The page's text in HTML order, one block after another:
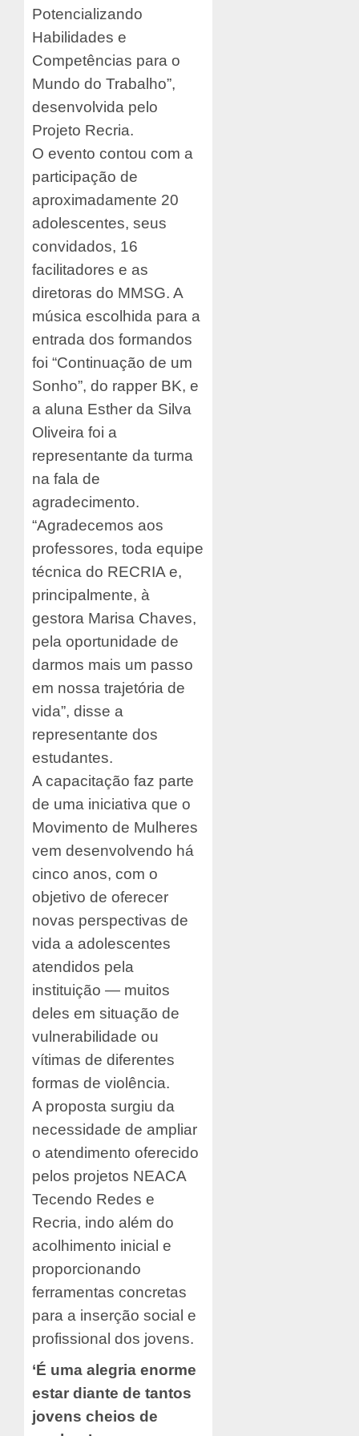
Potencializando
Habilidades e
Competências para o
Mundo do Trabalho”,
desenvolvida pelo
Projeto Recria.
O evento contou com a
participação de
aproximadamente 20
adolescentes, seus
convidados, 16
facilitadores e as
diretoras do MMSG. A
música escolhida para a
entrada dos formandos
foi “Continuação de um
Sonho”, do rapper BK, e
a aluna Esther da Silva
Oliveira foi a
representante da turma
na fala de
agradecimento.
“Agradecemos aos
professores, toda equipe
técnica do RECRIA e,
principalmente, à
gestora Marisa Chaves,
pela oportunidade de
darmos mais um passo
em nossa trajetória de
vida”, disse a
representante dos
estudantes.
A capacitação faz parte
de uma iniciativa que o
Movimento de Mulheres
vem desenvolvendo há
cinco anos, com o
objetivo de oferecer
novas perspectivas de
vida a adolescentes
atendidos pela
instituição — muitos
deles em situação de
vulnerabilidade ou
vítimas de diferentes
formas de violência.
A proposta surgiu da
necessidade de ampliar
o atendimento oferecido
pelos projetos NEACA
Tecendo Redes e
Recria, indo além do
acolhimento inicial e
proporcionando
ferramentas concretas
para a inserção social e
profissional dos jovens.
‘É uma alegria enorme
estar diante de tantos
jovens cheios de